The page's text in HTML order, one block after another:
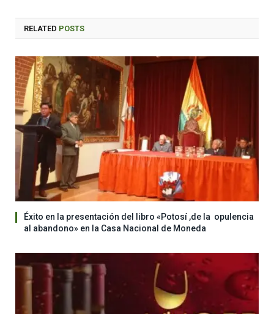
RELATED POSTS
Éxito en la presentación del libro «Potosí ,de la opulencia
al abandono» en la Casa Nacional de Moneda